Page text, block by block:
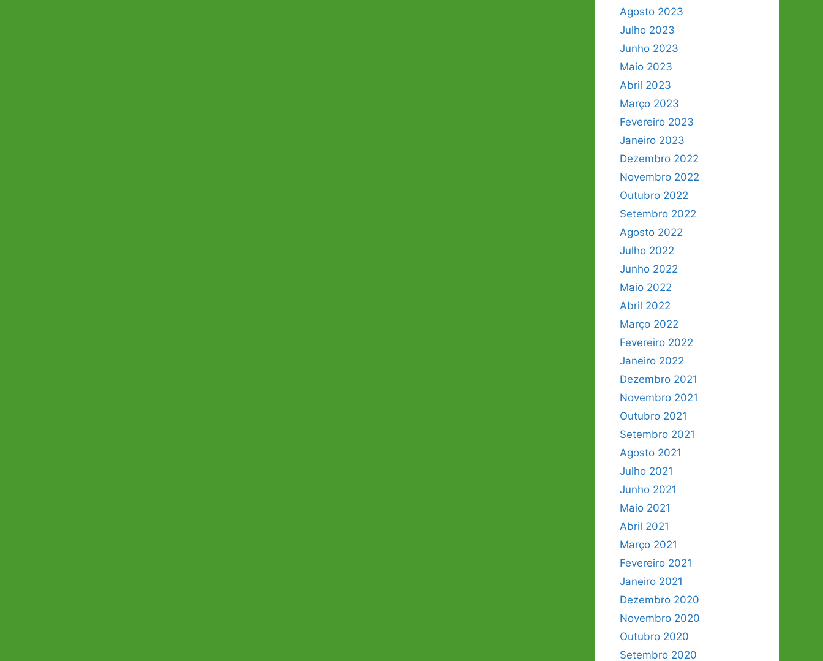
Agosto 2023
Julho 2023
Junho 2023
Maio 2023
Abril 2023
Março 2023
Fevereiro 2023
Janeiro 2023
Dezembro 2022
Novembro 2022
Outubro 2022
Setembro 2022
Agosto 2022
Julho 2022
Junho 2022
Maio 2022
Abril 2022
Março 2022
Fevereiro 2022
Janeiro 2022
Dezembro 2021
Novembro 2021
Outubro 2021
Setembro 2021
Agosto 2021
Julho 2021
Junho 2021
Maio 2021
Abril 2021
Março 2021
Fevereiro 2021
Janeiro 2021
Dezembro 2020
Novembro 2020
Outubro 2020
Setembro 2020